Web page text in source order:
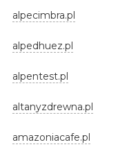
alpecimbra.pl
alpedhuez.pl
alpentest.pl
altanyzdrewna.pl
amazoniacafe.pl